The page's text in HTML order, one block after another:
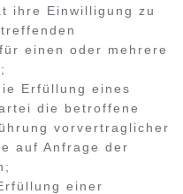
ihre Einwilligung zu
einen oder mehrere
Erfüllung eines
die betroffene
vorvertraglicher
auf Anfrage der
einer